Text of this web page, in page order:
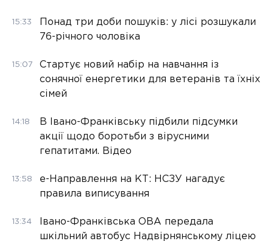
15:33
Понад три доби пошуків: у лісі розшукали
76-річного чоловіка
15:07
Стартує новий набір на навчання із
сонячної енергетики для ветеранів та їхніх
сімей
14:18
В Івано-Франківську підбили підсумки
акції щодо боротьби з вірусними
гепатитами. Відео
13:58
е-Направлення на КТ: НСЗУ нагадує
правила виписування
13:34
Івано-Франківська ОВА передала
шкільний автобус Надвірнянському ліцею